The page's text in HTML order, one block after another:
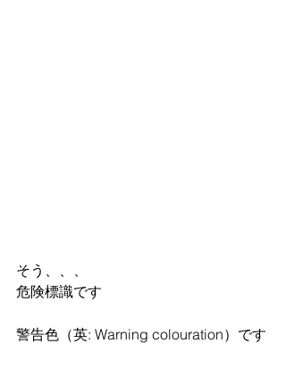
そう、、、
危険標識です
警告色（英: Warning colouration）です